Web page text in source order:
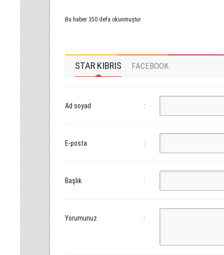
Bu haber 350 defa okunmuştur
STAR KIBRIS FACEBOOK
Ad soyad :
E-posta :
Başlık :
Yorumunuz :